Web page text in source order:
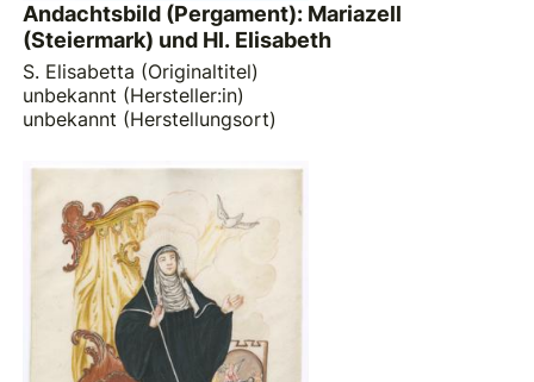
Andachtsbild (Pergament): Mariazell
(Steiermark) und Hl. Elisabeth
S. Elisabetta (Originaltitel)
unbekannt (Hersteller:in)
unbekannt (Herstellungsort)